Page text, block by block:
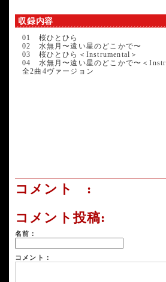
収録内容
01 桜ひとひら
02 水無月〜遠い星のどこかで〜
03 桜ひとひら＜Instrumental＞
04 水無月〜遠い星のどこかで〜＜
全2曲4ヴァージョン
コメント :
コメント投稿:
名前：
コメント：